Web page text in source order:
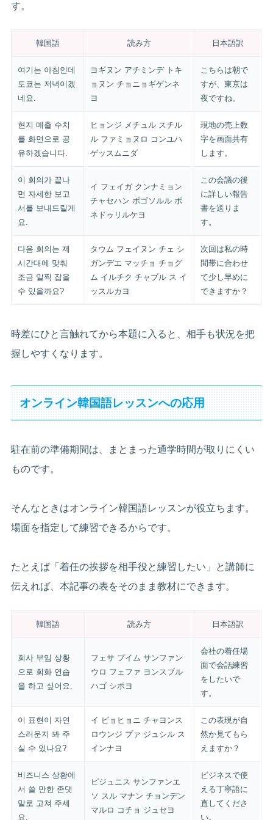
す。
韓国語 読み方 日本語訳
여기는 아침인데
도쿄는 저녁이겠
네요.
ヨギヌン アチミンデ トキ
ョヌン チョニョギゲンネ
ヨ
こちらは朝で
すが、東京は
夜ですね。
현지 매출 수치
를 화면으로 공
유하겠습니다.
ヒョンジ メチュル スチル
ル ファミョヌロ コンユハ
ゲッスムニダ
現地の売上数
字を画面共有
します。
이 회의가 끝나
면 자세한 보고
서를 보내드릴게
요.
イ フェイガ クンナミョン
チャセハン ポゴソルル ポ
ネドゥリルケヨ
この会議の後
に詳しい報告
書を送りま
す。
다음 회의는 제
시간대에 맞춰
조금 일찍 잡을
수 있을까요?
タウム フェイヌン チェ シ
ガンデエ マッチョ チョグ
ム イルチク チャブル ス イ
ッスルカヨ
次回は私の時
間帯に合わせ
て少し早めに
できますか？
時差にひと言触れてから本題に入ると、相手も状況を把
握しやすくなります。
オンライン韓国語レッスンへの応用
駐在前の準備期間は、まとまった通学時間が取りにくい
ものです。
そんなときはオンライン韓国語レッスンが役立ちます。
場面を指定して練習できるからです。
たとえば「着任の挨拶を相手役と練習したい」と講師に
伝えれば、本記事の表をそのまま教材にできます。
韓国語 読み方 日本語訳
회사 부임 상황
으로 회화 연습
을 하고 싶어요.
フェサ プイム サンファン
ウロ フェファ ヨンスブル
ハゴ シポヨ
会社の着任場
面で会話練習
をしたいで
す。
이 표현이 자연
스러운지 봐 주
실 수 있나요?
イ ピョヒョニ チャヨンス
ロウンジ プァ ジュシル ス
インナヨ
この表現が自
然か見てもら
えますか？
비즈니스 상황에
서 쓸 만한 존댓
말로 고쳐 주세
요.
ピジュニス サンファンエ
ソ スル マナン チョンデン
マルロ コチョ ジュセヨ
ビジネスで使
える丁寧語に
直してくださ
い。